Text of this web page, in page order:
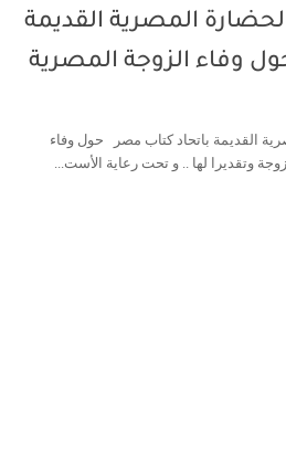
المصرية القديمة
وفاء الزوجة المصرية
القديمة باتحاد كتاب مصر حول وفاء
وتقديرا لها .. و تحت رعاية الأست...